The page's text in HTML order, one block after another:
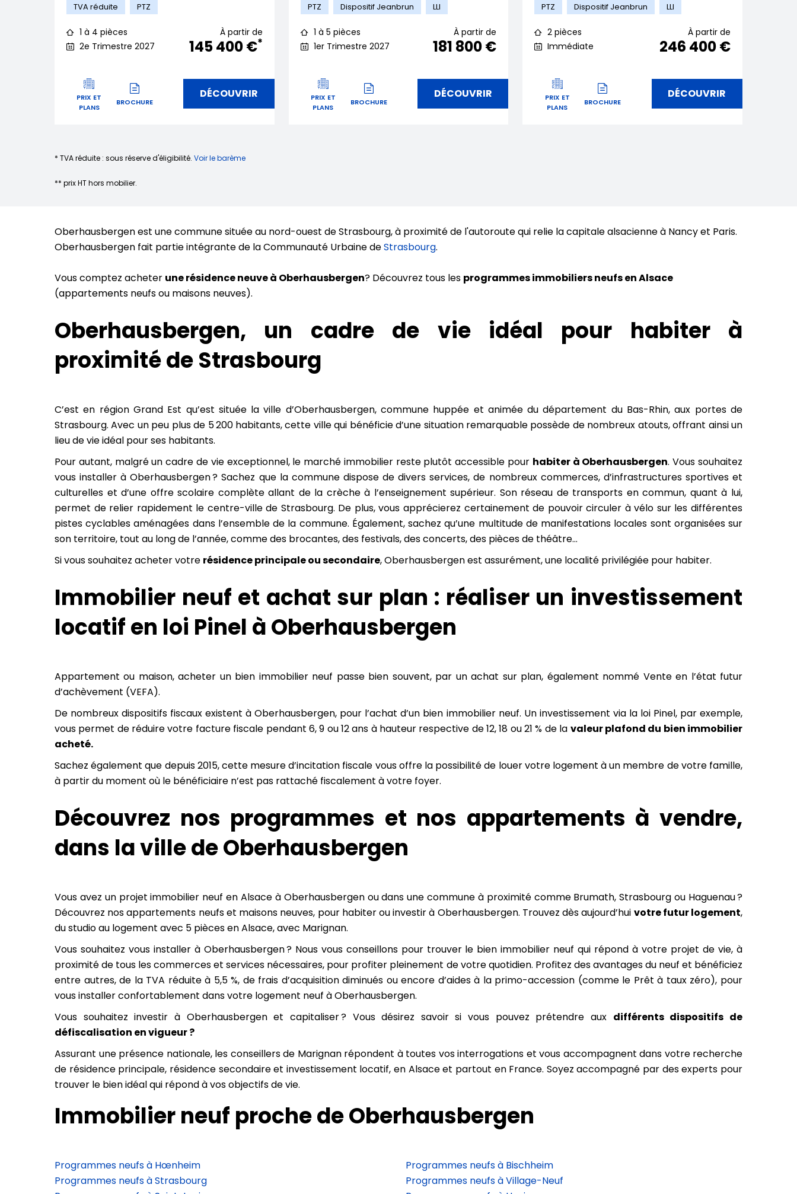
TVA réduite PTZ
1 à 4 pièces
2e Trimestre 2027
À partir de
145 400 €*
PRIX ET
PLANS
BROCHURE
DÉCOUVRIR
PTZ Dispositif Jeanbrun LLI
1 à 5 pièces
1er Trimestre 2027
À partir de
181 800 €
PRIX ET
PLANS
BROCHURE
DÉCOUVRIR
PTZ Dispositif Jeanbrun LLI
2 pièces
Immédiate
À partir de
246 400 €
PRIX ET
PLANS
BROCHURE
DÉCOUVRIR
* TVA réduite : sous réserve d'éligibilité. Voir le barème
** prix HT hors mobilier.
Oberhausbergen est une commune située au nord-ouest de Strasbourg, à proximité de l'autoroute qui relie la capitale alsacienne à Nancy et Paris.
Oberhausbergen fait partie intégrante de la Communauté Urbaine deStrasbourg.
Vous comptez acheter une résidence neuve à Oberhausbergen? Découvrez tous les programmes immobiliers neufs en Alsace
(appartements neufs ou maisons neuves).
Oberhausbergen, un cadre de vie idéal pour habiter à
proximité de Strasbourg
C’est en région Grand Est qu’est située la ville d’Oberhausbergen, commune huppée et animée du département du Bas-Rhin, aux portes de
Strasbourg. Avec un peu plus de 5 200 habitants, cette ville qui bénéficie d’une situation remarquable possède de nombreux atouts, offrant ainsi un
lieu de vie idéal pour ses habitants.
Pour autant, malgré un cadre de vie exceptionnel, le marché immobilier reste plutôt accessible pour habiter à Oberhausbergen. Vous souhaitez
vous installer à Oberhausbergen ? Sachez que la commune dispose de divers services, de nombreux commerces, d’infrastructures sportives et
culturelles et d’une offre scolaire complète allant de la crèche à l’enseignement supérieur. Son réseau de transports en commun, quant à lui,
permet de relier rapidement le centre-ville de Strasbourg. De plus, vous apprécierez certainement de pouvoir circuler à vélo sur les différentes
pistes cyclables aménagées dans l’ensemble de la commune. Également, sachez qu’une multitude de manifestations locales sont organisées sur
son territoire, tout au long de l’année, comme des brocantes, des festivals, des concerts, des pièces de théâtre…
Si vous souhaitez acheter votre résidence principale ou secondaire, Oberhausbergen est assurément, une localité privilégiée pour habiter.
Immobilier neuf et achat sur plan : réaliser un investissement
locatif en loi Pinel à Oberhausbergen
Appartement ou maison, acheter un bien immobilier neuf passe bien souvent, par un achat sur plan, également nommé Vente en l’état futur
d’achèvement (VEFA).
De nombreux dispositifs fiscaux existent à Oberhausbergen, pour l’achat d’un bien immobilier neuf. Un investissement via la loi Pinel, par exemple,
vous permet de réduire votre facture fiscale pendant 6, 9 ou 12 ans à hauteur respective de 12, 18 ou 21 % de la valeur plafond du bien immobilier
acheté.
Sachez également que depuis 2015, cette mesure d’incitation fiscale vous offre la possibilité de louer votre logement à un membre de votre famille,
à partir du moment où le bénéficiaire n’est pas rattaché fiscalement à votre foyer.
Découvrez nos programmes et nos appartements à vendre,
dans la ville de Oberhausbergen
Vous avez un projet immobilier neuf en Alsace à Oberhausbergen ou dans une commune à proximité comme Brumath, Strasbourg ou Haguenau ?
Découvrez nos appartements neufs et maisons neuves, pour habiter ou investir à Oberhausbergen. Trouvez dès aujourd’hui votre futur logement,
du studio au logement avec 5 pièces en Alsace, avec Marignan.
Vous souhaitez vous installer à Oberhausbergen ? Nous vous conseillons pour trouver le bien immobilier neuf qui répond à votre projet de vie, à
proximité de tous les commerces et services nécessaires, pour profiter pleinement de votre quotidien. Profitez des avantages du neuf et bénéficiez
entre autres, de la TVA réduite à 5,5 %, de frais d’acquisition diminués ou encore d’aides à la primo-accession (comme le Prêt à taux zéro), pour
vous installer confortablement dans votre logement neuf à Oberhausbergen.
Vous souhaitez investir à Oberhausbergen et capitaliser ? Vous désirez savoir si vous pouvez prétendre aux différents dispositifs de
défiscalisation en vigueur ?
Assurant une présence nationale, les conseillers de Marignan répondent à toutes vos interrogations et vous accompagnent dans votre recherche
de résidence principale, résidence secondaire et investissement locatif, en Alsace et partout en France. Soyez accompagné par des experts pour
trouver le bien idéal qui répond à vos objectifs de vie.
Immobilier neuf proche de Oberhausbergen
Programmes neufs à Hœnheim
Programmes neufs à Bischheim
Programmes neufs à Strasbourg
Programmes neufs à Village-Neuf